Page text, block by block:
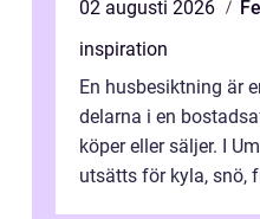
02 augusti 2026
inspiration
En husbesiktning är
delarna i en
köper eller säljer. I
utsätts för kyla, snö,